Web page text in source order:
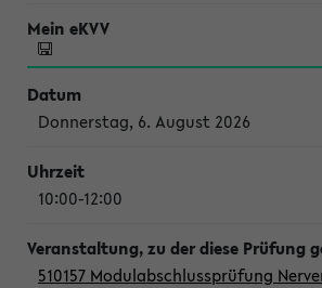
Donnerstag, 6. August 2026
10:00-12:00
510157 Modulabschlussprüfung